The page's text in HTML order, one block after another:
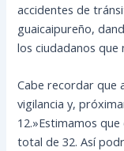
accidentes de
guaicaipureño,
los ciudadanos que
Cabe recordar que
vigilancia y,
12.»Estimamos
total de 32. Así